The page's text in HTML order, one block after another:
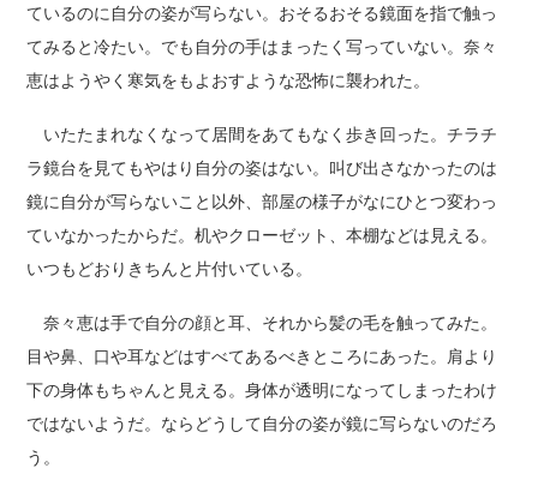
ているのに自分の姿が写らない。おそるおそる鏡面を指で触っ
てみると冷たい。でも自分の手はまったく写っていない。奈々
恵はようやく寒気をもよおすような恐怖に襲われた。
いたたまれなくなって居間をあてもなく歩き回った。チラチ
ラ鏡台を見てもやはり自分の姿はない。叫び出さなかったのは
鏡に自分が写らないこと以外、部屋の様子がなにひとつ変わっ
ていなかったからだ。机やクローゼット、本棚などは見える。
いつもどおりきちんと片付いている。
奈々恵は手で自分の顔と耳、それから髪の毛を触ってみた。
目や鼻、口や耳などはすべてあるべきところにあった。肩より
下の身体もちゃんと見える。身体が透明になってしまったわけ
ではないようだ。ならどうして自分の姿が鏡に写らないのだろ
う。